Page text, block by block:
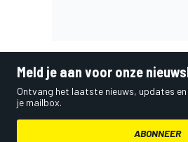
Meld je aan voor onze
Ontvang het laatste nieuws, updates
je mailbox.
ABONNEER